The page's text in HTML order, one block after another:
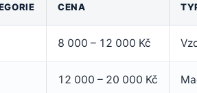
CENA
8 000 – 12 000 Kč
12 000 – 20 000 Kč